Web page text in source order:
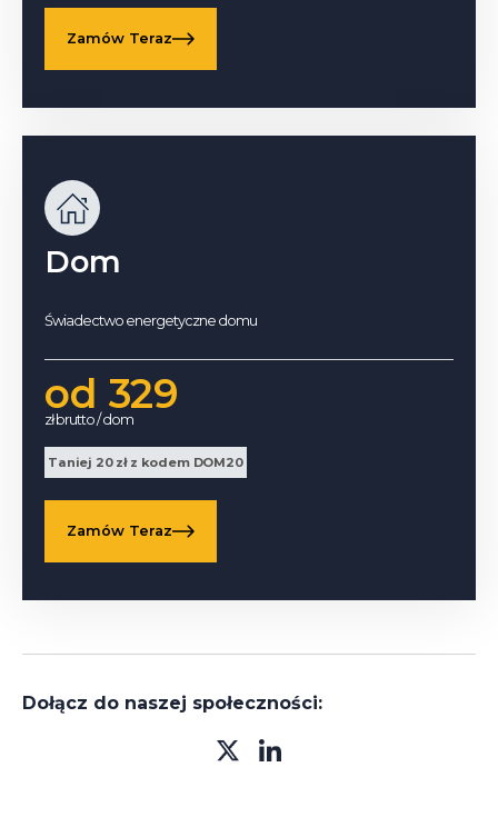
Zamów Teraz
Dom
Świadectwo energetyczne domu
od 329
zł brutto / dom
Taniej 20 zł z kodem DOM20
Zamów Teraz
Dołącz do naszej społeczności: